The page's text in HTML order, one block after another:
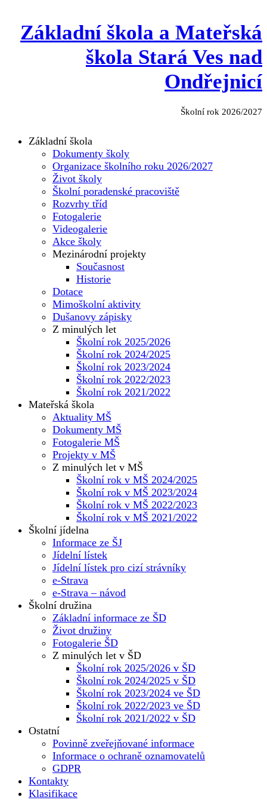
Základní škola a Mateřská
škola Stará Ves nad
Ondřejnicí
Školní rok 2026/2027
Základní škola
Dokumenty školy
Organizace školního roku 2026/2027
Život školy
Školní poradenské pracoviště
Rozvrhy tříd
Fotogalerie
Videogalerie
Akce školy
Mezinárodní projekty
Současnost
Historie
Dotace
Mimoškolní aktivity
Dušanovy zápisky
Z minulých let
Školní rok 2025/2026
Školní rok 2024/2025
Školní rok 2023/2024
Školní rok 2022/2023
Školní rok 2021/2022
Mateřská škola
Aktuality MŠ
Dokumenty MŠ
Fotogalerie MŠ
Projekty v MŠ
Z minulých let v MŠ
Školní rok v MŠ 2024/2025
Školní rok v MŠ 2023/2024
Školní rok v MŠ 2022/2023
Školní rok v MŠ 2021/2022
Školní jídelna
Informace ze ŠJ
Jídelní lístek
Jídelní lístek pro cizí strávníky
e-Strava
e-Strava – návod
Školní družina
Základní informace ze ŠD
Život družiny
Fotogalerie ŠD
Z minulých let v ŠD
Školní rok 2025/2026 v ŠD
Školní rok 2024/2025 v ŠD
Školní rok 2023/2024 ve ŠD
Školní rok 2022/2023 ve ŠD
Školní rok 2021/2022 v ŠD
Ostatní
Povinně zveřejňované informace
Informace o ochraně oznamovatelů
GDPR
Kontakty
Klasifikace